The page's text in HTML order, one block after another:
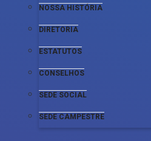
NOSSA HISTÓRIA
DIRETORIA
ESTATUTOS
CONSELHOS
SEDE SOCIAL
SEDE CAMPESTRE